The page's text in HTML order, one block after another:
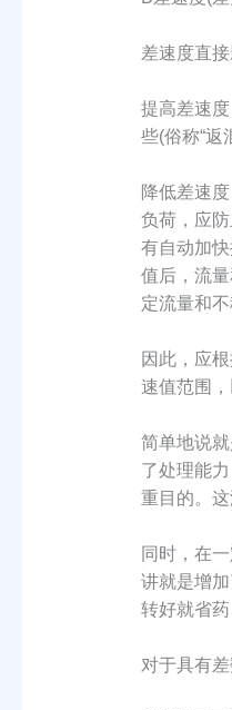
差速度直
提高差速
些(俗称“返
降低差速
负荷，应
有自动加
值后，流
定流量和
因此，应
速值范围
简单地说
了处理能
重目的。
同时，在
讲就是增
转好就省
对于具有